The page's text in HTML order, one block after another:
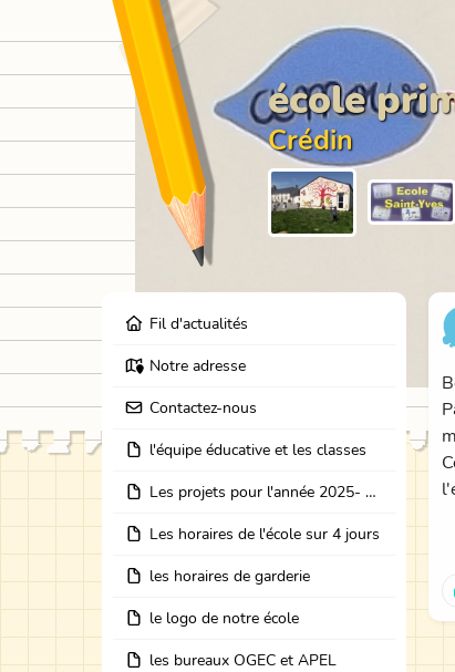
école
Crédin
Fil d'actualités
Notre adresse
Contactez-nous
l'équipe éducative et les classes
Les projets pour l'année 2025- 2026: école dehors, journées partage des classes, et coopération avec les résidents de l'EHPAD
Les horaires de l'école sur 4 jours
les horaires de garderie
le logo de notre école
les bureaux OGEC et APEL